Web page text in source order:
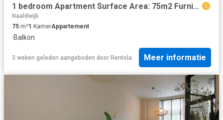
1 bedroom Apartment Surface Area: 75m2 Furnished
Naaldwijk
75 m²1 KamerAppartement
·Balkon
3 weken geleden aangeboden door Rentola Meer informatie